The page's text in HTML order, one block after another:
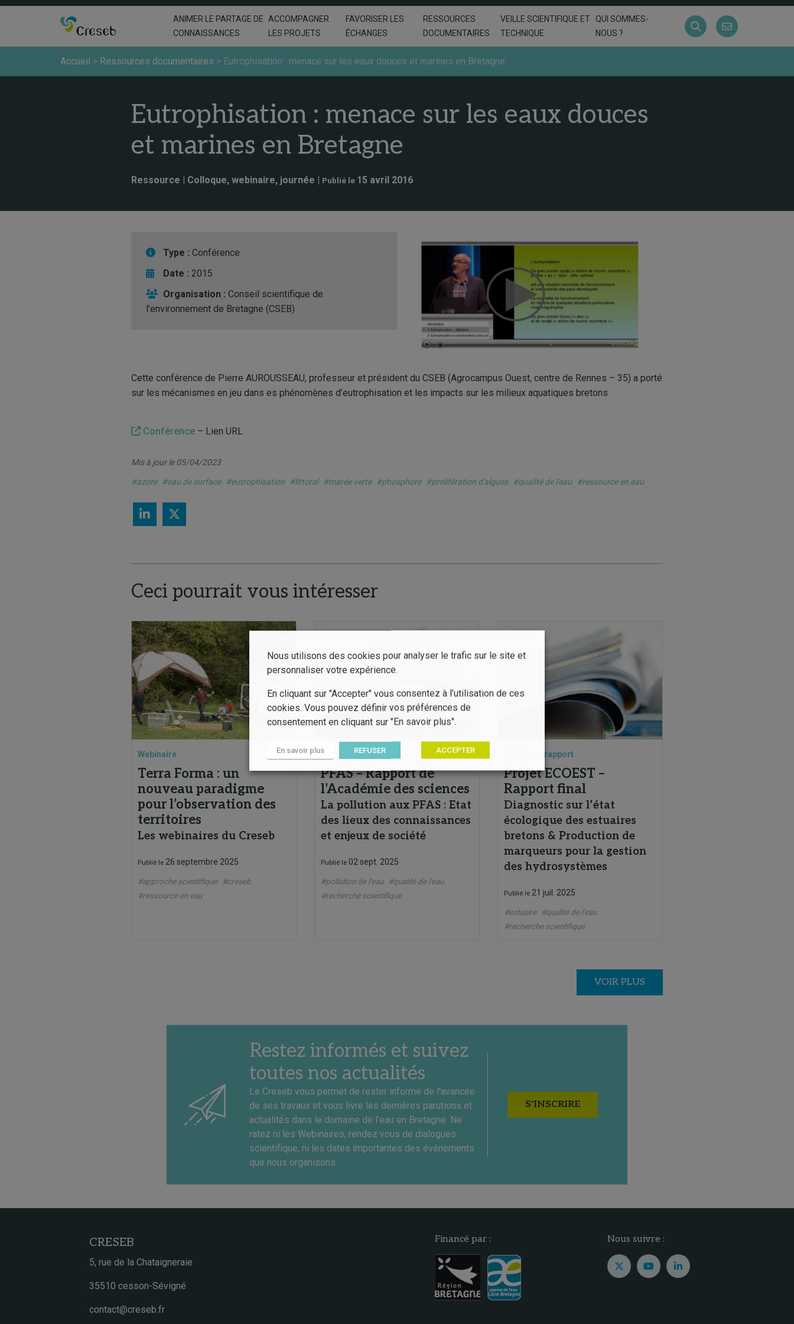
ANIMER LE PARTAGE DE
CONNAISSANCES
ACCOMPAGNER
LES PROJETS
FAVORISER LES
ÉCHANGES
RESSOURCES
DOCUMENTAIRES
VEILLE SCIENTIFIQUE ET
TECHNIQUE
QUI SOMMES-
NOUS ?
Accueil > Ressources documentaires > Eutrophisation : menace sur les eaux douces et marines en Bretagne
Eutrophisation : menace sur les eaux douces
et marines en Bretagne
Ressource | Colloque, webinaire, journée | Publié le 15 avril 2016
Type : Conférence
Date : 2015
Organisation : Conseil scientifique de
l’environnement de Bretagne (CSEB)
Cette conférence de Pierre AUROUSSEAU, professeur et président du CSEB (Agrocampus Ouest, centre de Rennes – 35) a porté
sur les mécanismes en jeu dans es phénomènes d’eutrophisation et les impacts sur les milieux aquatiques bretons
Conférence – Lien URL
Mis à jour le 05/04/2023
#azote #eau de surface #eutrophisation #littoral #marée verte #phosphore #prolifération d'algues #qualité de l'eau #ressource en eau
Ceci pourrait vous intéresser
Webinaire
Terra Forma : un
nouveau paradigme
pour l’observation des
territoires
Les webinaires du Creseb
Publié le 26 septembre 2025
#approche scientifique
#creseb
#ressource en eau
Synthèse, rapport
PFAS – Rapport de
l’Académie des sciences
La pollution aux PFAS : Etat
des lieux des connaissances
et enjeux de société
Publié le 02 sept. 2025
#pollution de l'eau
#qualité de l'eau
#recherche scientifique
Synthèse, rapport
Projet ECOEST –
Rapport final
Diagnostic sur l’état
écologique des estuaires
bretons & Production de
marqueurs pour la gestion
des hydrosystèmes
Publié le 21 juil. 2025
#estuaire
#qualité de l'eau
#recherche scientifique
VOIR PLUS
Restez informés et suivez
toutes nos actualités
Le Creseb vous permet de rester informé de l'avancée
de ses travaux et vous livre les dernières parutions et
actualités dans le domaine de l'eau en Bretagne. Ne
ratez ni les Webinaires, rendez vous de dialogues
scientifique, ni les dates importantes des événements
que nous organisons.
S'INSCRIRE
CRESEB
5, rue de la Chataigneraie
35510 cesson-Sévigné
contact@creseb.fr
Financé par : Nous suivre :
Nous utilisons des cookies pour analyser le trafic sur le site et
personnaliser votre expérience.
En cliquant sur "Accepter" vous consentez à l’utilisation de ces
cookies. Vous pouvez définir vos préférences de
consentement en cliquant sur "En savoir plus".
En savoir plus REFUSER ACCEPTER